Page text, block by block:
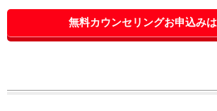
無料カウンセリングお申込み